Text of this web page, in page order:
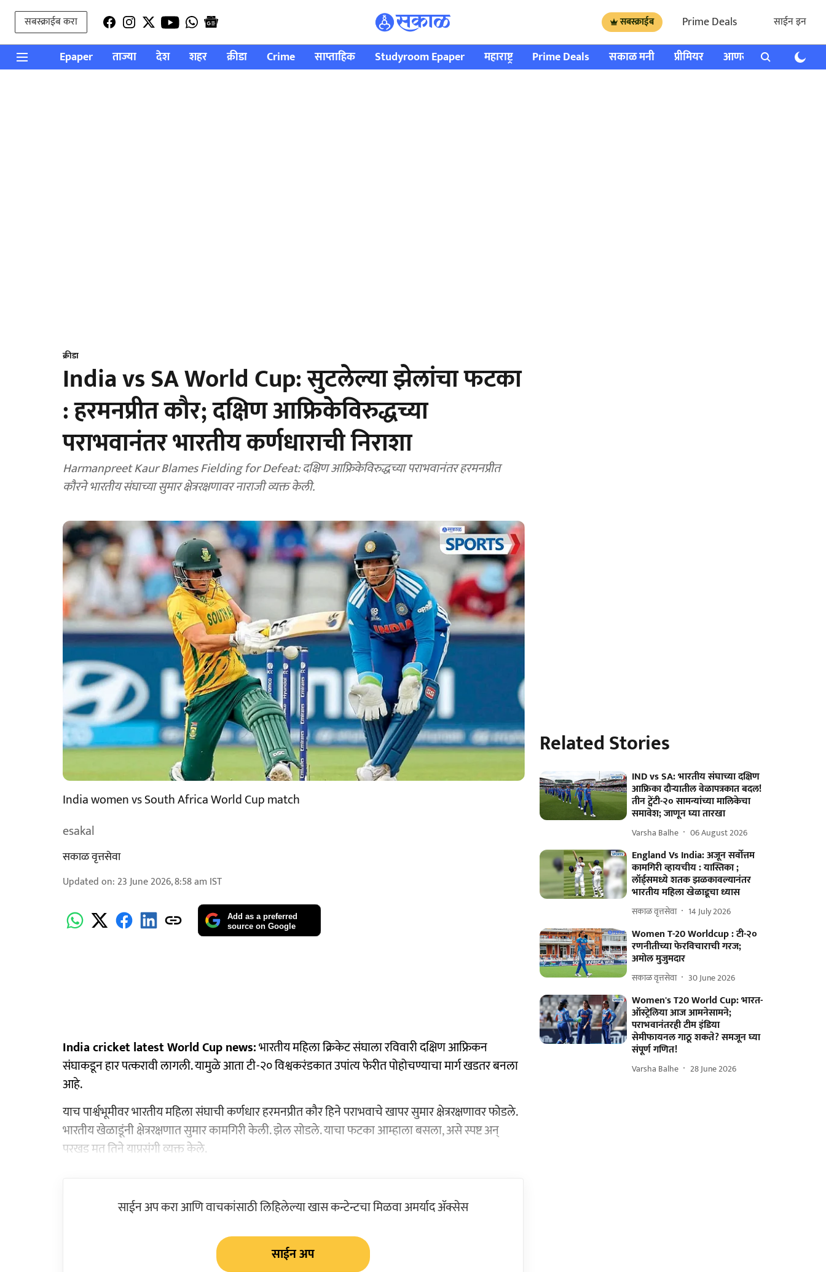
सबस्क्राईब करा सबस्क्राईब Prime Deals साईन इन
Epaper ताज्या देश शहर क्रीडा Crime साप्ताहिक Studyroom Epaper महाराष्ट्र Prime Deals सकाळ मनी प्रीमियर आणखी राशी भविष्य
क्रीडा
India vs SA World Cup: सुटलेल्या झेलांचा फटका
: हरमनप्रीत कौर; दक्षिण आफ्रिकेविरुद्धच्या
पराभवानंतर भारतीय कर्णधाराची निराशा
Harmanpreet Kaur Blames Fielding for Defeat: दक्षिण आफ्रिकेविरुद्धच्या पराभवानंतर हरमनप्रीत
कौरने भारतीय संघाच्या सुमार क्षेत्ररक्षणावर नाराजी व्यक्त केली.
India women vs South Africa World Cup match
esakal
सकाळ वृत्तसेवा
Updated on: 23 June 2026, 8:58 am IST
Add as a preferred
source on Google
India cricket latest World Cup news:भारतीय महिला क्रिकेट संघाला रविवारी दक्षिण आफ्रिकन
संघाकडून हार पत्करावी लागली. यामुळे आता टी-२० विश्वकरंडकात उपांत्य फेरीत पोहोचण्याचा मार्ग खडतर बनला
आहे.
याच पार्श्वभूमीवर भारतीय महिला संघाची कर्णधार हरमनप्रीत कौर हिने पराभवाचे खापर सुमार क्षेत्ररक्षणावर फोडले.
भारतीय खेळाडूंनी क्षेत्ररक्षणात सुमार कामगिरी केली. झेल सोडले. याचा फटका आम्हाला बसला, असे स्पष्ट अन्
परखड मत तिने याप्रसंगी व्यक्त केले.
साईन अप करा आणि वाचकांसाठी लिहिलेल्या खास कन्टेन्टचा मिळवा अमर्याद ॲक्सेस
साईन अप
Related Stories
IND vs SA: भारतीय संघाच्या दक्षिण
आफ्रिका दौऱ्यातील वेळापत्रकात बदल!
तीन ट्वेंटी-२० सामन्यांच्या मालिकेचा
समावेश; जाणून घ्या तारखा
Varsha Balhe 06 August 2026
England Vs India: अजून सर्वोत्तम
कामगिरी व्हायचीय : यास्तिका ;
लॉर्ड्‌समध्ये शतक झळकावल्यानंतर
भारतीय महिला खेळाडूचा ध्यास
सकाळ वृत्तसेवा 14 July 2026
Women T-20 Worldcup : टी-२०
रणनीतीच्या फेरविचाराची गरज;
अमोल मुजुमदार
सकाळ वृत्तसेवा 30 June 2026
Women's T20 World Cup: भारत-
ऑस्ट्रेलिया आज आमनेसामने;
पराभवानंतरही टीम इंडिया
सेमीफायनल गाठू शकते? समजून घ्या
संपूर्ण गणित!
Varsha Balhe 28 June 2026